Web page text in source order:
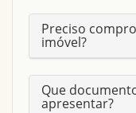
Preciso
imóvel?
Que
apresentar?